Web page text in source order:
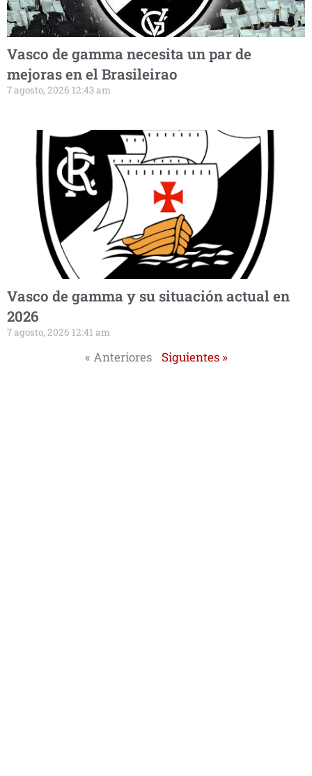
Vasco de gamma necesita un par de
mejoras en el Brasileirao
7 agosto, 2026 12:43 am
Vasco de gamma y su situación actual en
2026
7 agosto, 2026 12:41 am
« Anteriores Siguientes »